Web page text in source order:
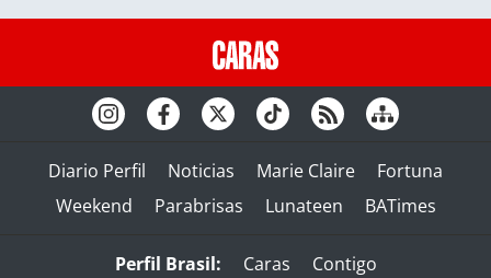
Diario Perfil Noticias Marie Claire
Fortuna
Weekend
Parabrisas Lunateen BATimes
Perfil Brasil: Caras
Contigo